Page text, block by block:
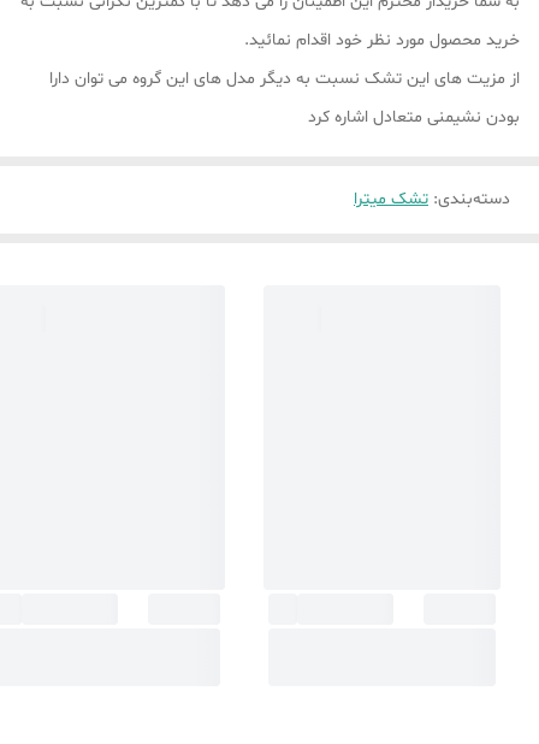
خرید محصول مورد نظر خود اقدام نمائید.
از مزیت های این تشک نسبت به دیگر مدل های این گروه می توان دارا
بودن نشیمنی متعادل اشاره کرد
دسته‌بندی: تشک میترا